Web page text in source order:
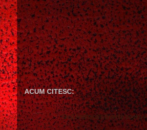
ACUM CITESC:
Gică Andreica's favorite books »